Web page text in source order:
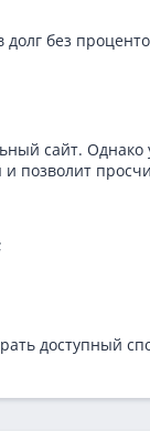
без
сайт. Однако
позволит
доступный